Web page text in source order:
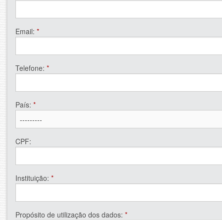
Email: *
Telefone: *
País: *
CPF:
Instituição: *
Propósito de utilização dos dados: *